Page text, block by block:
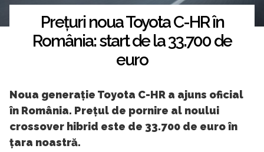
Prețuri noua Toyota C-HR în
România: start de la 33.700 de
euro
Noua generație Toyota C-HR a ajuns oficial
în România. Prețul de pornire al noului
crossover hibrid este de 33.700 de euro în
țara noastră.